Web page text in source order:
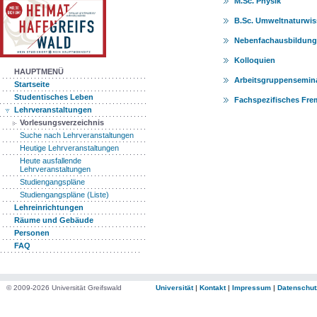
HAUPTMENÜ
Startseite
Studentisches Leben
Lehrveranstaltungen
Vorlesungsverzeichnis
Suche nach Lehrveranstaltungen
Heutige Lehrveranstaltungen
Heute ausfallende
Lehrveranstaltungen
Studiengangspläne
Studiengangspläne (Liste)
Lehreinrichtungen
Räume und Gebäude
Personen
FAQ
B.Sc.
Nebenfachausbildung
Kolloquien
Fachspezifisches
© 2009-2026 Universität Greifswald Universität| Kontakt| Impressum |